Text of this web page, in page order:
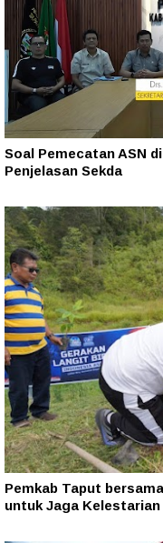
Soal Pemecatan ASN
Penjelasan Sekda
Pemkab Taput
untuk Jaga Kelestarian